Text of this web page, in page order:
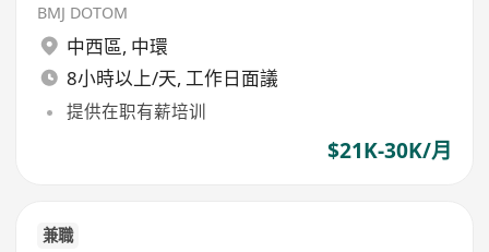
BMJ DOTOM
中西區, 中環
8小時以上/天, 工作日面議
提供在职有薪培训
$21K-30K/月
兼職